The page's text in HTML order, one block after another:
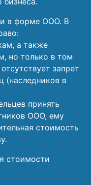
в форме ООО. В
а также
но только в том
запрет
(наследников в
принять
ООО, ему
стоимость
стоимости